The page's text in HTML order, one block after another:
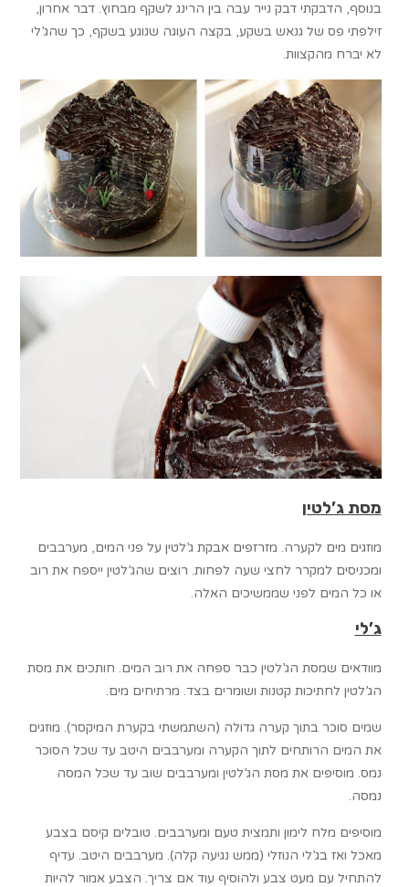
בנוסף, הדבקתי דבק נייר עבה בין הרינג לשקף מבחוץ. דבר אחרון,
זילפתי פס של גנאש בשקע, בקצה העוגה שנוגע בשקף, כך שהג’לי
לא יברח מהקצוות.
מסת ג’לטין
מוזגים מים לקערה. מזרזפים אבקת ג’לטין על פני המים, מערבבים
ומכניסים למקרר לחצי שעה לפחות. רוצים שהג’לטין ייספח את רוב
או כל המים לפני שממשיכים האלה.
ג’לי
מוודאים שמסת הג’לטין כבר ספחה את רוב המים. חותכים את מסת
הג’לטין לחתיכות קטנות ושומרים בצד. מרתיחים מים.
שמים סוכר בתוך קערה גדולה (השתמשתי בקערת המיקסר). מוזגים
את המים הרותחים לתוך הקערה ומערבבים היטב עד שכל הסוכר
נמס. מוסיפים את מסת הג’לטין ומערבבים שוב עד שכל המסה
נמסה.
מוסיפים מלח לימון ותמצית טעם ומערבבים. טובלים קיסם בצבע
מאכל ואז בג’לי הנוזלי (ממש נגיעה קלה). מערבבים היטב. עדיף
להתחיל עם מעט צבע ולהוסיף עוד אם צריך. הצבע אמור להיות